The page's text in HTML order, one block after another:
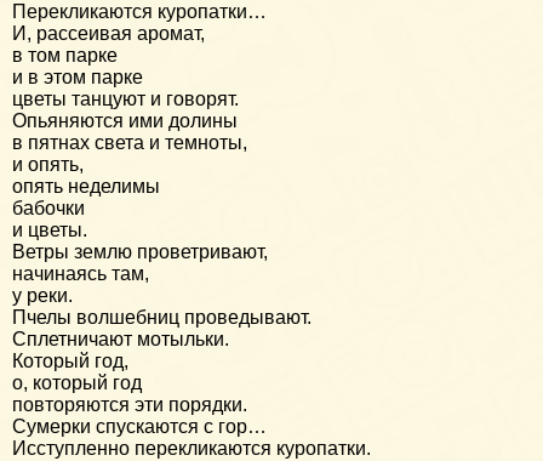
Перекликаются куропатки…
И, рассеивая аромат,
в том парке
и в этом парке
цветы танцуют и говорят.
Опьяняются ими долины
в пятнах света и темноты,
и опять,
опять неделимы
бабочки
и цветы.
Ветры землю проветривают,
начинаясь там,
у реки.
Пчелы волшебниц проведывают.
Сплетничают мотыльки.
Который год,
о, который год
повторяются эти порядки.
Сумерки спускаются с гор…
Исступленно перекликаются куропатки.